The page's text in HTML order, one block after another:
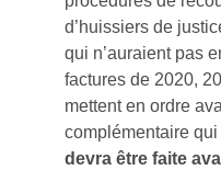
d’huissiers de
qui n’auraient pas
factures de 2020,
mettent en ordre
complémentaire
devra être faite